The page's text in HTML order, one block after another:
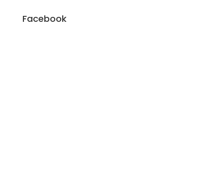
Facebook